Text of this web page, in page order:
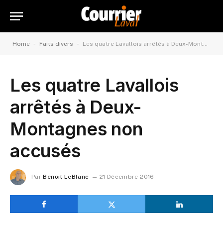
Home - Faits divers - Les quatre Lavallois arrêtés à Deux-Montagnes non accusés
Les quatre Lavallois
arrêtés à Deux-
Montagnes non
accusés
Par Benoit LeBlanc 21 Décembre 2016